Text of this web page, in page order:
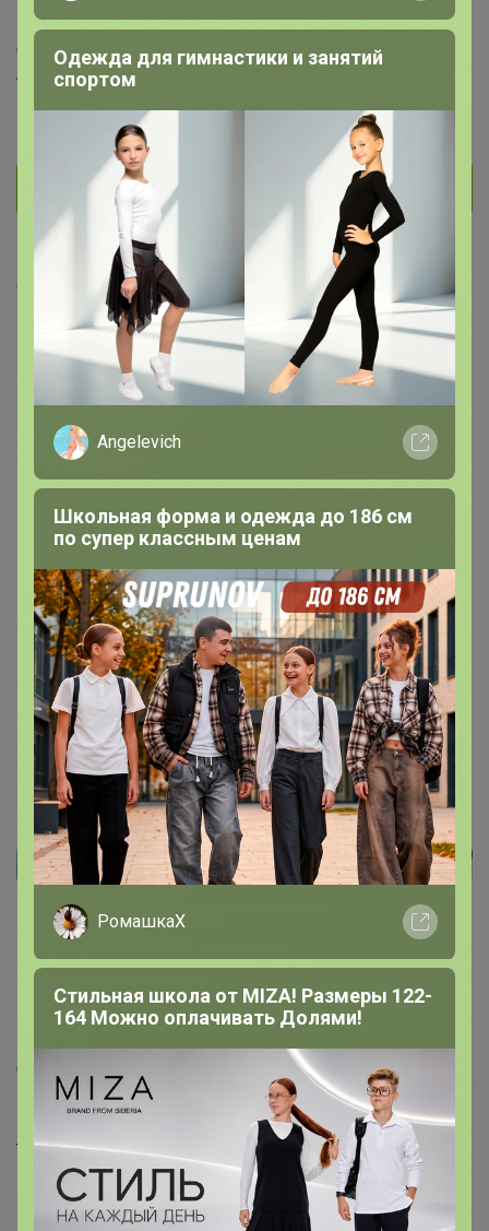
На сайте 6 августа, 2026 15:23
День рождения 01 июня
Ачинск
В клубе с 31 марта 2016 г.
Личное сообщение
Скопировать ссылку
Медали 9
Номинировать на медаль
1
Друзья в клубе 1
Реклама
Как здесь все устроено?
Как сделать заказ?
Как получить?
Доставка
Шоурумы
Торговые марки
Наша команда
В наличии
Одежда для гимнастики и занятий
спортом
Angelevich
Школьная форма и одежда до 186 см
по супер классным ценам
РомашкаХ
Стильная школа от MIZA! Размеры 122-
164 Можно оплачивать Долями!